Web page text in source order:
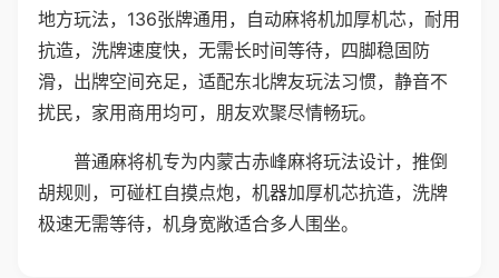
地方玩法，136张牌通用，自动麻将机加厚机芯，耐用
抗造，洗牌速度快，无需长时间等待，四脚稳固防
滑，出牌空间充足，适配东北牌友玩法习惯，静音不
扰民，家用商用均可，朋友欢聚尽情畅玩。
普通麻将机专为内蒙古赤峰麻将玩法设计，推倒
胡规则，可碰杠自摸点炮，机器加厚机芯抗造，洗牌
极速无需等待，机身宽敞适合多人围坐。